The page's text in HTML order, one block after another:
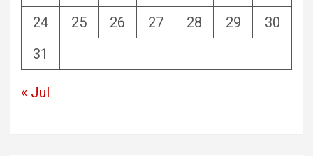
24
25 26 27 28 29
30
31
« Jul